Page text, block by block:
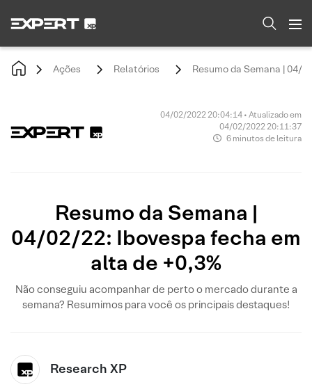
Ações Relatórios Resumo da Semana | 04/
04/02/2022 20:04:14 • Atualizado em
04/02/2022 20:11:37
6 minutos de leitura
Resumo da Semana |
04/02/22: Ibovespa fecha em
alta de +0,3%
Não conseguiu acompanhar de perto o mercado durante a
semana? Resumimos para você os principais destaques!
Research XP